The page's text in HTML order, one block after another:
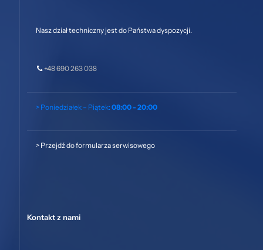
Nasz dział techniczny jest do Państwa dyspozycji.
+48 690 263 038
> Poniedziałek – Piątek: 08:00 - 20:00
> Przejdź do formularza serwisowego
Kontakt z nami